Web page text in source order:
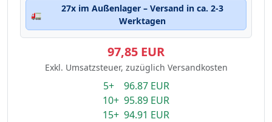
🚛
27x im Außenlager – Versand in ca. 2-3
Werktagen
97,85 EUR
Exkl. Umsatzsteuer, zuzüglich Versandkosten
5+ 96.87 EUR
10+ 95.89 EUR
15+ 94.91 EUR